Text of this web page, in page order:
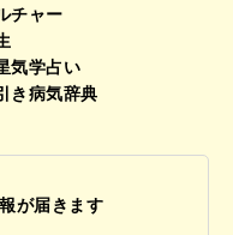
チャー
気学占い
き病気辞典
が届きます